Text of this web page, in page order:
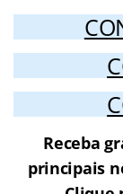
Receba
principais